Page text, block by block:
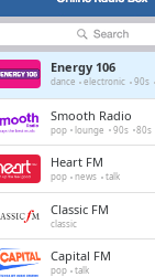
Energy 106
dance electronic 90s
Smooth Radio
pop lounge 90s 80s
Heart FM
pop news talk
Classic FM
classic
Capital FM
pop talk